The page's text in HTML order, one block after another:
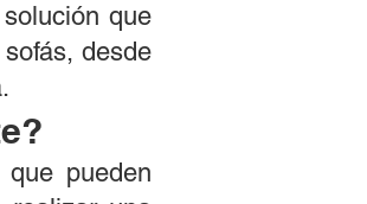
que
desde
pueden